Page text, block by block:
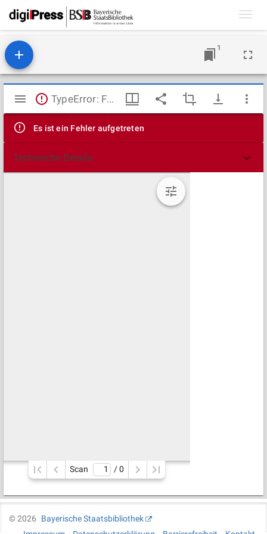
1
Mirador
Viewer
TypeError: Failed to fetch
Es ist ein Fehler aufgetreten
Technische Details
Scan / 0
©2026
Bayerische Staatsbibliothek